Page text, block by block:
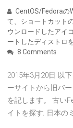
CentOS/Fedoraの
て、ショートカット
ウンロードしたアイ
ートしたディストロ
8 Comments
2015年3月20日 以
ーサイトから旧バ
を記します。 古い
イトを探す; 日本の